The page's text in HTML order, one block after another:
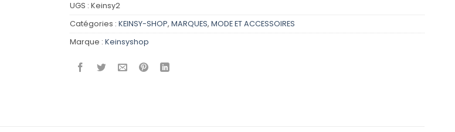
UGS : Keinsy2
Catégories : KEINSY-SHOP, MARQUES, MODE ET ACCESSOIRES
Marque : Keinsyshop